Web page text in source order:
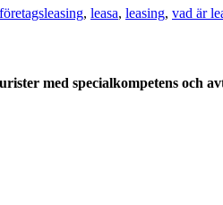
företagsleasing, leasa, leasing, vad är
med specialkompetens och